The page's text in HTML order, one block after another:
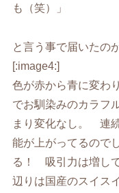
も（笑）」
と言う事で届いたの
[:image4:]
色が赤から青に変
でお馴染みのカラ
まり変化なし。 連
能が上がってるので
る！ 吸引力は増し
辺りは国産のスイス